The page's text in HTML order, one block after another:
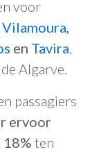
voor
Vilamoura,
en Tavira,
Algarve.
passagiers
ervoor
18% ten